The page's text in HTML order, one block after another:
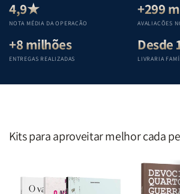
Teológica
Penkal
Penkal
Penkal
4,9★
NOTA MÉDIA DA OPERAÇÃO
+299
AVALIAÇÕES
+8 milhões
ENTREGAS REALIZADAS
Desde
LIVRARIA
Kits para aproveitar melhor cada